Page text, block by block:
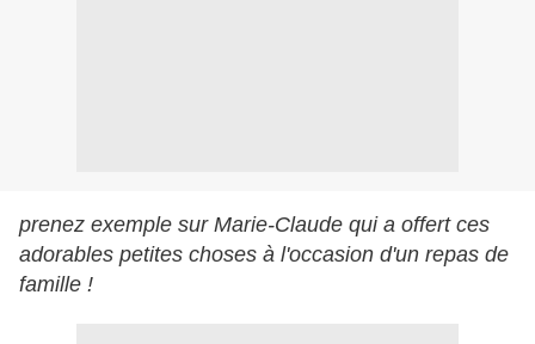
prenez exemple sur Marie-Claude qui a offert ces
adorables petites choses à l'occasion d'un repas de
famille !